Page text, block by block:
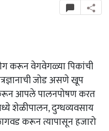
करून वेगवेगळ्या पिकांची
जोड असणे खूप
आपले पालनपोषण करत
शेळीपालन, दुग्धव्यवसाय
करून त्यापासून हजारो